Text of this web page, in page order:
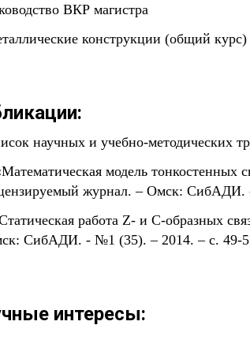
ВКР магистра
конструкции (общий курс)
научных и учебно-методических
модель
журнал. – Омск: СибАДИ.
работа Z- и С-образных
СибАДИ. - №1 (35). – 2014. – с. 49-
интересы: